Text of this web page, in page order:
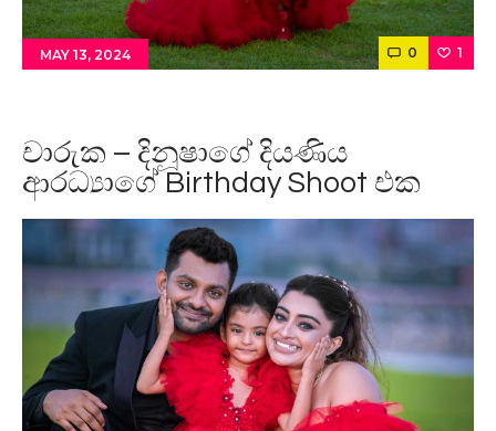
MAY 13, 2024 0 1
චාරුක – දිනූෂාගේ දියණිය
ආරධ්‍යාගේ Birthday Shoot එක